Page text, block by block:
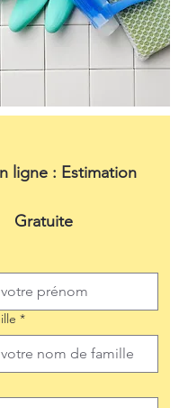
ligne : Estimation
Gratuite
*